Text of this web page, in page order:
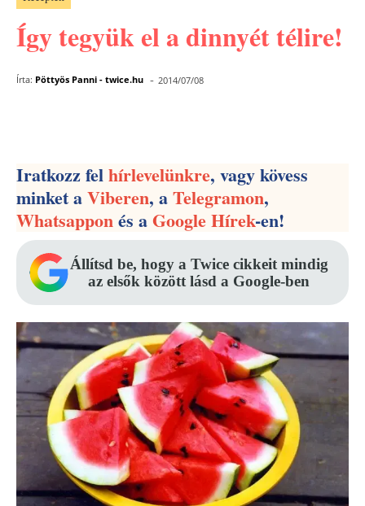
Így tegyük el a dinnyét télire!
Írta: Pöttyös Panni - twice.hu - 2014/07/08
Iratkozz felhírlevelünkre, vagy kövess
minket aViberen, aTelegramon,
Whatsapponés aGoogle Hírek-en!
Állítsd be, hogy a Twice cikkeit mindig
az elsők között lásd a Google-ben